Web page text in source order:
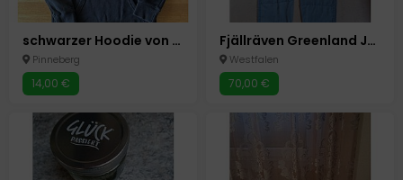
schwarzer Hoodie von Adidas Größe S
Pinneberg
14,00 €
Fjällräven Greenland Jeans Vintage quasi neu M/L
Westfalen
70,00 €